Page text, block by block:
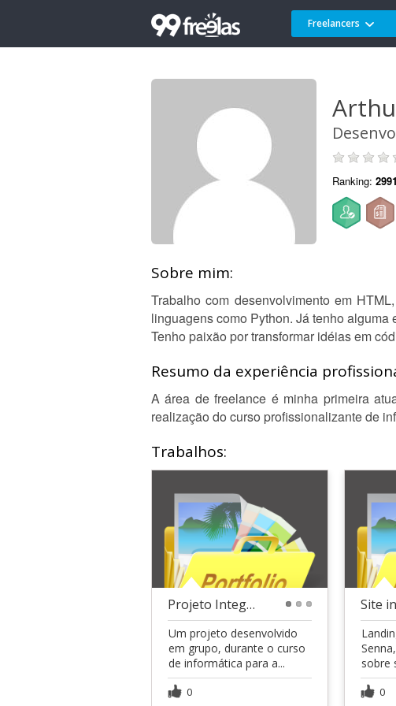
Freelancers
Ranking:
Sobre mim:
Trabalho com desenvolvimento em
linguagens como Python. Já tenho
Tenho paixão por transformar idéias em
Resumo da experiência
A área de freelance é minha primeira
realização do curso profissionalizante de
Trabalhos:
Projeto Integrador ODS 14
Um projeto desenvolvido
em grupo, durante o curso
de informática para a...
0
sobre
0